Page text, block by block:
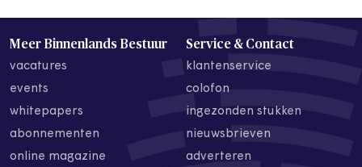
Meer Binnenlands Bestuur
vacatures
events
whitepapers
abonnementen
online magazine
Service & Contact
klantenservice
colofon
ingezonden stukken
nieuwsbrieven
adverteren